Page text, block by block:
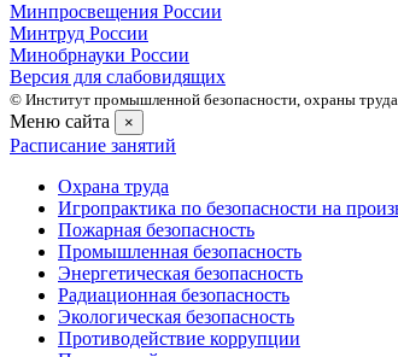
Минпросвещения России
Минтруд России
Минобрнауки России
Версия для слабовидящих
© Институт промышленной безопасности, охраны труда
Меню сайта ×
Расписание занятий
Охрана труда
Игропрактика по безопасности на
Пожарная безопасность
Промышленная безопасность
Энергетическая безопасность
Радиационная безопасность
Экологическая безопасность
Противодействие коррупции